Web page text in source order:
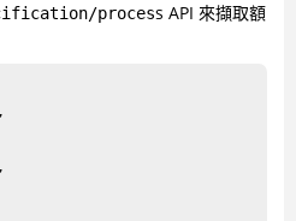
process API 來擷取額